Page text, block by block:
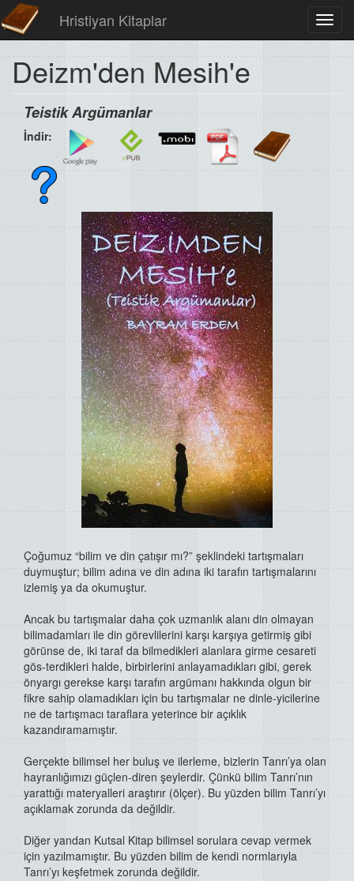
Hristiyan Kitaplar
Deizm'den Mesih'e
Teistik Argümanlar
İndir:
Çoğumuz “bilim ve din çatışır mı?” şeklindeki tartışmaları
duymuştur; bilim adına ve din adına iki tarafın tartışmalarını
izlemiş ya da okumuştur.
Ancak bu tartışmalar daha çok uzmanlık alanı din olmayan
bilimadamları ile din görevlilerini karşı karşıya getirmiş gibi
görünse de, iki taraf da bilmedikleri alanlara girme cesareti
gös-terdikleri halde, birbirlerini anlayamadıkları gibi, gerek
önyargı gerekse karşı tarafın argümanı hakkında olgun bir
fikre sahip olamadıkları için bu tartışmalar ne dinle-yicilerine
ne de tartışmacı taraflara yeterince bir açıklık
kazandıramamıştır.
Gerçekte bilimsel her buluş ve ilerleme, bizlerin Tanrı’ya olan
hayranlığımızı güçlen-diren şeylerdir. Çünkü bilim Tanrı’nın
yarattığı materyalleri araştırır (ölçer). Bu yüzden bilim Tanrı’yı
açıklamak zorunda da değildir.
Diğer yandan Kutsal Kitap bilimsel sorulara cevap vermek
için yazılmamıştır. Bu yüzden bilim de kendi normlarıyla
Tanrı’yı keşfetmek zorunda değildir.